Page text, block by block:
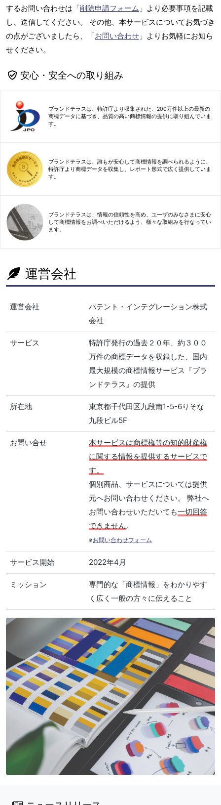
するお問い合わせは「削除申請フォーム 」より必要事項を記載
し、送信してください。 その他、本サービスについてお気づき
の点がございましたら、「お問い合わせ 」よりお気軽にお知ら
せください。
安心・安全への取り組み
ブランドテラスは、特許庁より収集された、200万件以上の最新の
商標データに基づき、品質の高い商標情報の提供に取り組んでいま
す。
ブランドテラスは、誰もが安心して商標情報を調べられるように、
特許庁より商標データを収集し、レポート形式で広く提供していま
す。
ブランドテラスは、情報の信頼性を高め、ユーザのみなさまに安心
して商標情報をお調べいただけるよう、様々な取組みを行なってい
ます。
運営会社
運営会社
パテント・インテグレーション株式
会社
サービス
特許庁発行の過去２０年、約３００
万件の商標データを収録した、国内
最大規模の商標情報サービス『ブラ
ンドテラス』の提供
所在地
東京都千代田区九段南1-5-6りそな
九段ビル5F
お問い合せ
本サービスは商標権等の知的財産権
に関する情報を提供するサービスで
す。
個別商品、サービスについては提供
元へお問い合わせください。 弊社へ
お問い合わせいただいても一切回答
できません。
※お問い合わせフォーム
サービス開始 2022年4月
ミッション
専門的な「商標情報」をわかりやす
く広く一般の方々に伝えること